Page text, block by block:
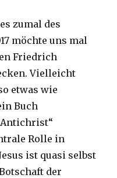
zumal des
möchte uns mal
Friedrich
Vielleicht
etwas wie
Buch
Antichrist“
Rolle in
ist quasi selbst
der